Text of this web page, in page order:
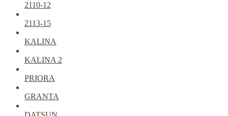
2110-12
2113-15
KALINA
KALINA 2
PRIORA
GRANTA